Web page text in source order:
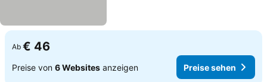
Ab € 46
Preise von 6 Websites anzeigen Preise sehen